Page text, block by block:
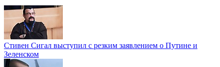
Стивен Сигал выступил с резким заявлением о Путине и
Зеленском